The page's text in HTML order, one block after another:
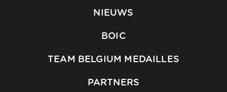
NIEUWS
BOIC
TEAM BELGIUM MEDAILLES
PARTNERS